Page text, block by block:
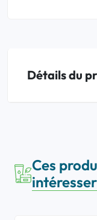
Détails du
Ces
intéresser